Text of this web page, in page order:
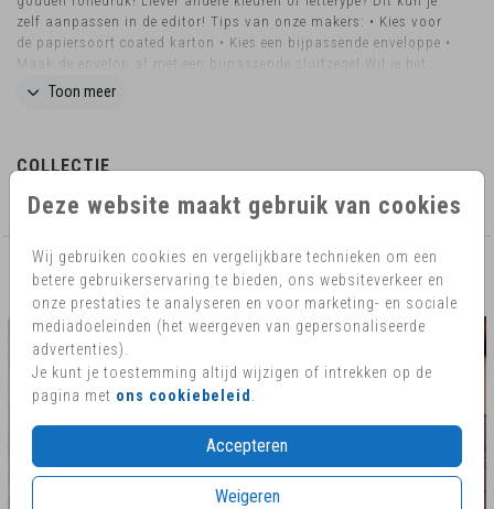
Deze website maakt gebruik van cookies
Wij gebruiken cookies en vergelijkbare technieken om een
betere gebruikerservaring te bieden, ons websiteverkeer en
onze prestaties te analyseren en voor marketing- en sociale
mediadoeleinden (het weergeven van gepersonaliseerde
advertenties).
Je kunt je toestemming altijd wijzigen of intrekken op de
pagina met ons cookiebeleid
Accepteren
Weigeren
zelf aanpassen in de editor! Tips van onze makers: • Kies voor
de papiersoort coated karton • Kies een bijpassende enveloppe •
Maak de envelop af met een bijpassende sluitzegel Wil je het
kaartje in een ander formaat, liever ronde hoeken of heb je nog
Toon meer
COLLECTIE
Zonder foto
AANBEVOLEN